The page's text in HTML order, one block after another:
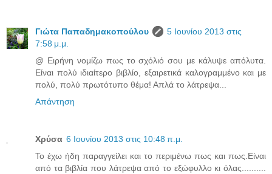
Γιώτα Παπαδημακοπούλου
5 Ιουνίου 2013 στις
7:58 μ.μ.
@ Ειρήνη νομίζω πως το σχόλιό σου με κάλυψε απόλυτα.
Είναι πολύ ιδιαίτερο βιβλίο, εξαιρετικά καλογραμμένο και με
πολύ, πολύ πρωτότυπο θέμα! Απλά το λάτρεψα...
Απάντηση
Χρύσα 6 Ιουνίου 2013 στις 10:48 π.μ.
Το έχω ήδη παραγγείλει και το περιμένω πως και πως.Είναι
από τα βιβλία που λάτρεψα από το εξώφυλλο κι όλας..........